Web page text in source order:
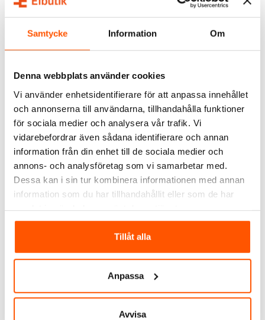
Samtycke Information Om
Denna webbplats använder cookies
Vi använder enhetsidentifierare för att anpassa innehållet
och annonserna till användarna, tillhandahålla funktioner
för sociala medier och analysera vår trafik. Vi
vidarebefordrar även sådana identifierare och annan
information från din enhet till de sociala medier och
annons- och analysföretag som vi samarbetar med.
Dessa kan i sin tur kombinera informationen med annan
information som du har tillhandahållit eller som de har
Tillåt alla
Anpassa
Avvisa
Namron
Övergångsadapter CEE
216-6 - Schuko 216
105,00 kr
LÄGG I VARUKORG
Namron Stickpropp CEE
216-6 16A IP44
59,00 kr
LÄGG I VARUKORG
ANDRA KUNDER KÖPTE ÄVEN